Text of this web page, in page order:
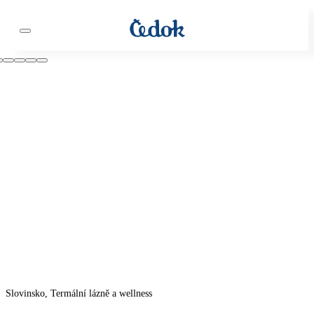
Slovinsko, Termální lázně a wellness